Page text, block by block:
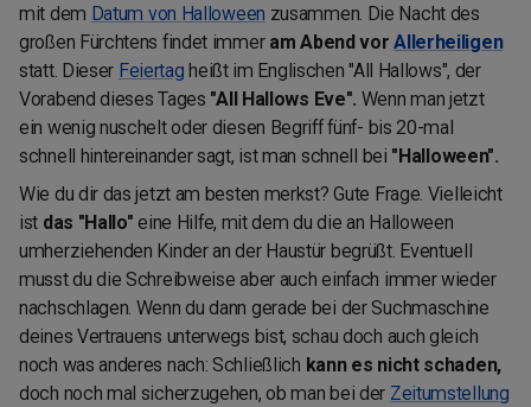
mit dem Datum von Halloween zusammen. Die Nacht des
großen Fürchtens findet immer am Abend vorAllerheiligen
statt. Dieser Feiertag heißt im Englischen "All Hallows", der
Vorabend dieses Tages "All Hallows Eve". Wenn man jetzt
ein wenig nuschelt oder diesen Begriff fünf- bis 20-mal
schnell hintereinander sagt, ist man schnell bei "Halloween".
Wie du dir das jetzt am besten merkst? Gute Frage. Vielleicht
ist das "Hallo"eine Hilfe, mit dem du die an Halloween
umherziehenden Kinder an der Haustür begrüßt. Eventuell
musst du die Schreibweise aber auch einfach immer wieder
nachschlagen. Wenn du dann gerade bei der Suchmaschine
deines Vertrauens unterwegs bist, schau doch auch gleich
noch was anderes nach: Schließlich kann es nicht schaden,
doch noch mal sicherzugehen, ob man bei der Zeitumstellung